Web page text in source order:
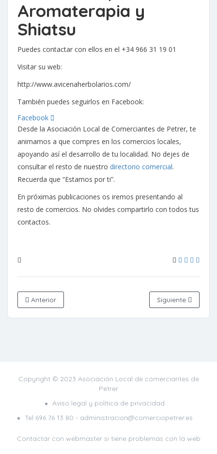
Aromaterapia y
Shiatsu
Puedes contactar con ellos en el +34 966 31 19 01
Visitar su web:
http://www.avicenaherbolarios.com/
También puedes seguirlos en Facebook:
Facebook
Desde la Asociación Local de Comerciantes de Petrer, te
animamos a que compres en los comercios locales,
apoyando así el desarrollo de tu localidad. No dejes de
consultar el resto de nuestro directorio comercial.
Recuerda que “Estamos por ti”.
En próximas publicaciones os iremos presentando al
resto de comercios. No olvides compartirlo con todos tus
contactos.
Anterior Siguiente
Copyright © 2023 Asociación Local de comerciantes de
Petrer
Aviso legal y política de privacidad
Tel 696 76 13 80 - administracion@comerciopetrer.es
Contactar con webmaster si tiene problemas con la web